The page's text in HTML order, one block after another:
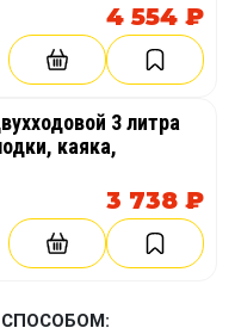
4 554 ₽
3 литра
каяка,
3 738 ₽